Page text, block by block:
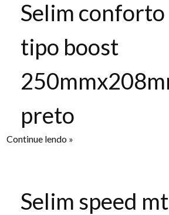
Selim conforto
tipo boost
preto
Continue lendo »
Selim speed